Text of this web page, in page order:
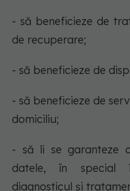
- să beneficieze de
de recuperare;
- să beneficieze de
- să beneficieze de
domiciliu;
- să li se garanteze
datele, în special
diagnosticul şi